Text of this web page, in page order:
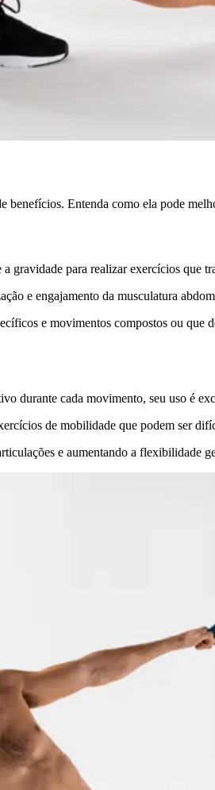
benefícios. Entenda como ela pode
para realizar exercícios que
e engajamento da musculatura
e movimentos compostos ou que
durante cada movimento, seu uso é
de mobilidade que podem ser
e aumentando a flexibilidade